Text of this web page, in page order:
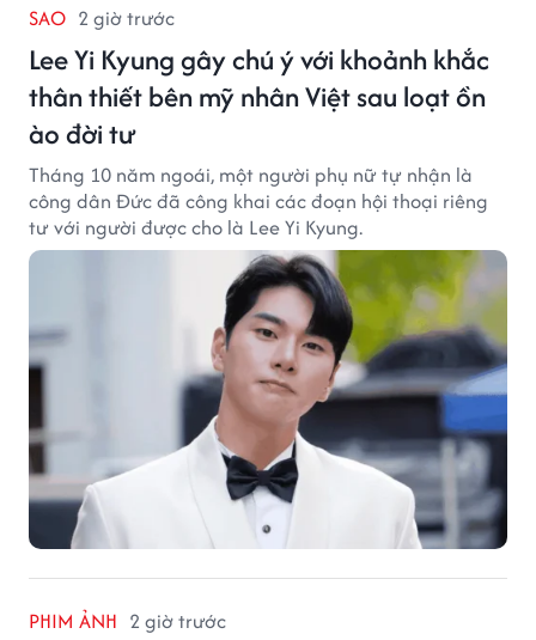
SAO 2 giờ trước
Lee Yi Kyung gây chú ý với khoảnh khắc
thân thiết bên mỹ nhân Việt sau loạt ồn
ào đời tư
Tháng 10 năm ngoái, một người phụ nữ tự nhận là
công dân Đức đã công khai các đoạn hội thoại riêng
tư với người được cho là Lee Yi Kyung.
PHIM ẢNH 2 giờ trước